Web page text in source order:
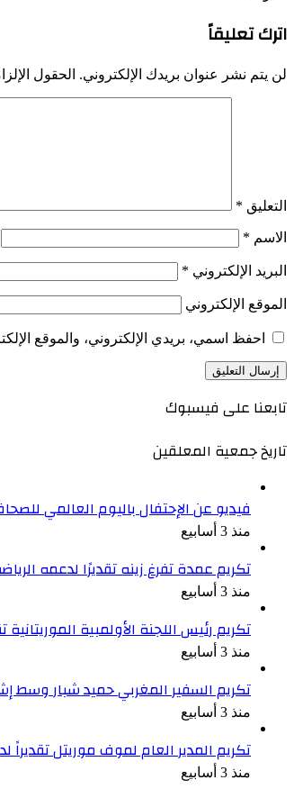
اترك تعليقاً
لن يتم نشر عنوان بريدك الإلكتروني. الحقول
التعليق *
الاسم *
البريد الإلكتروني *
الموقع الإلكتروني
احفظ اسمي، بريدي الإلكتروني، والموقع
تابعنا على فيسبوك
تاريخ جمعية المعلقين
فيديو عن الإحتفال باليوم العالمي
منذ 3 أسابيع
تكريم عمدة تفرغ زينه تقديرًا لدعمه
منذ 3 أسابيع
تكريم رئيس اللجنة الأولمبية الموريتانية
منذ 3 أسابيع
تكريم السفير المغربي حميد شبار وسط
منذ 3 أسابيع
تكريم المدير العام لموف موريتل تقديراً
منذ 3 أسابيع